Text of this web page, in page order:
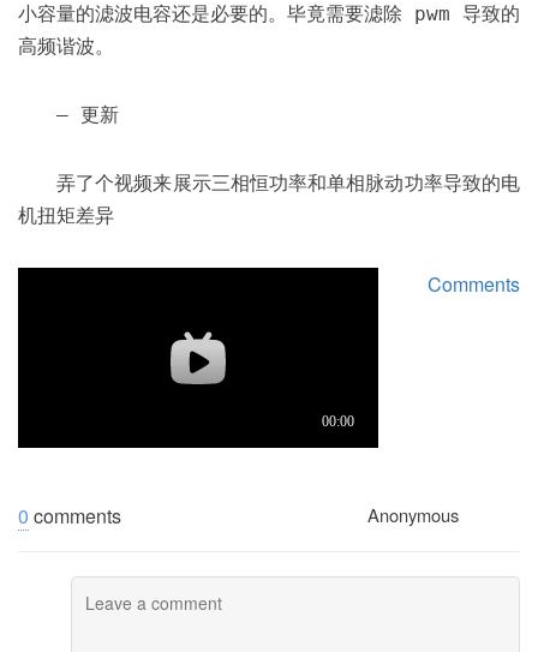
小容量的滤波电容还是必要的。毕竟需要滤除 pwm 导致的
高频谐波。
– 更新
弄了个视频来展示三相恒功率和单相脉动功率导致的电
机扭矩差异
Comments
0 comments Anonymous